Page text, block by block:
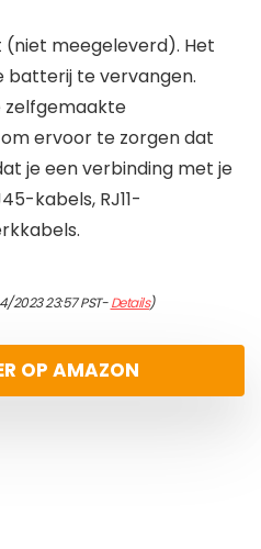
(niet meegeleverd). Het
batterij te vervangen.
zelfgemaakte
ervoor te zorgen dat
je een verbinding met je
kabels, RJ11-
2023 23:57 PST-Details)
OP AMAZON